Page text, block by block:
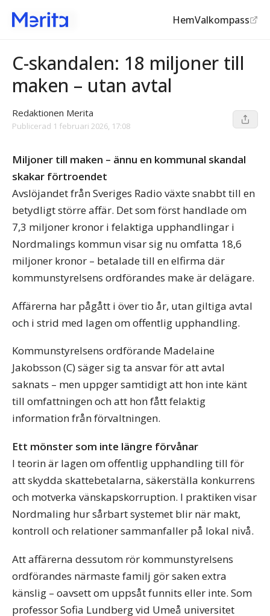
HemValkompass
Centerpartiet
C-skandalen: 18 miljoner till
maken – utan avtal
Redaktionen Merita
Publicerad 1 februari 2026, 17:08
Miljoner till maken – ännu en kommunal skandal
skakar förtroendet
Avslöjandet från Sveriges Radio växte snabbt till en
betydligt större affär. Det som först handlade om
7,3 miljoner kronor i felaktiga upphandlingar i
Nordmalings kommun visar sig nu omfatta 18,6
miljoner kronor – betalade till en elfirma där
kommunstyrelsens ordförandes make är delägare.
Affärerna har pågått i över tio år, utan giltiga avtal
och i strid med lagen om offentlig upphandling.
Kommunstyrelsens ordförande Madelaine
Jakobsson (C) säger sig ta ansvar för att avtal
saknats – men uppger samtidigt att hon inte känt
till omfattningen och att hon fått felaktig
information från förvaltningen.
Ett mönster som inte längre förvånar
I teorin är lagen om offentlig upphandling till för
att skydda skattebetalarna, säkerställa konkurrens
och motverka vänskapskorruption. I praktiken visar
Nordmaling hur sårbart systemet blir när makt,
kontroll och relationer sammanfaller på lokal nivå.
Att affärerna dessutom rör kommunstyrelsens
ordförandes närmaste familj gör saken extra
känslig – oavsett om uppsåt funnits eller inte. Som
professor Sofia Lundberg vid Umeå universitet